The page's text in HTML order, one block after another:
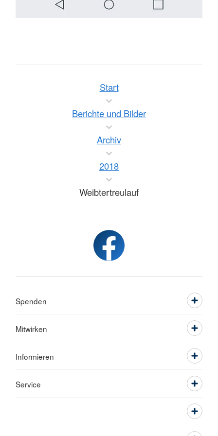
Start
Berichte und Bilder
Archiv
2018
Weibtertreulauf
Spenden
Mitwirken
Informieren
Service